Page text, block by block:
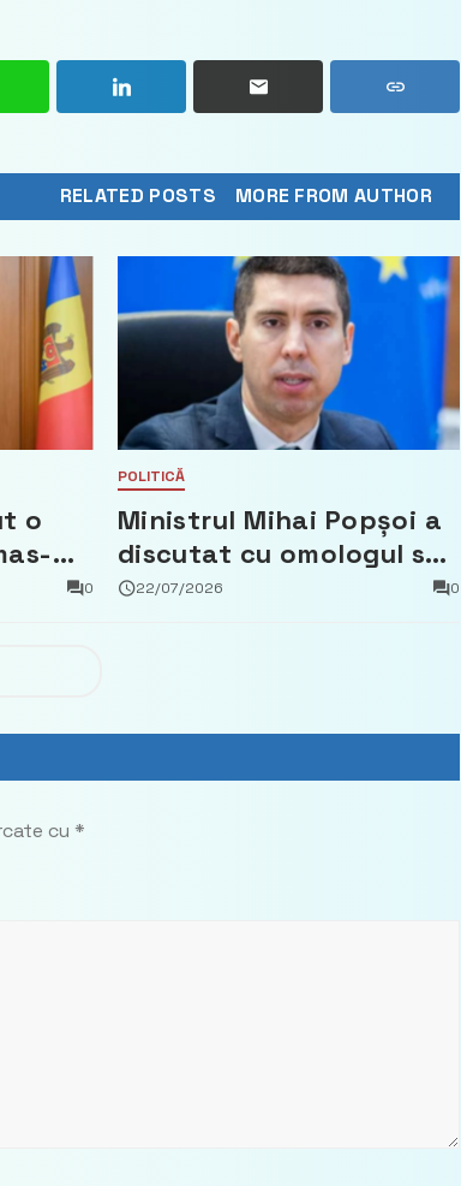
RELATED POSTS MORE FROM AUTHOR
o
0
POLITICĂ
Ministrul Mihai Popșoi a
discutat cu omologul său
sloven, Tone Kajzer
22/07/2026 0
cu *